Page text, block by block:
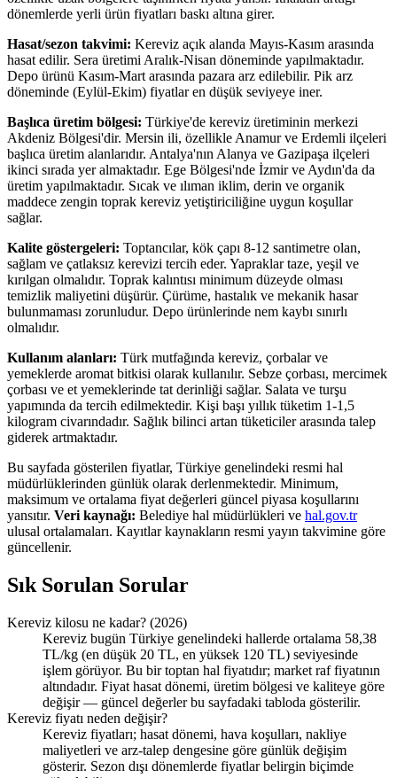
dönemlerde yerli ürün fiyatları baskı altına girer.
Hasat/sezon takvimi: Kereviz açık alanda Mayıs-Kasım arasında
hasat edilir. Sera üretimi Aralık-Nisan döneminde yapılmaktadır.
Depo ürünü Kasım-Mart arasında pazara arz edilebilir. Pik arz
döneminde (Eylül-Ekim) fiyatlar en düşük seviyeye iner.
Başlıca üretim bölgesi: Türkiye'de kereviz üretiminin merkezi
Akdeniz Bölgesi'dir. Mersin ili, özellikle Anamur ve Erdemli ilçeleri
başlıca üretim alanlarıdır. Antalya'nın Alanya ve Gazipaşa ilçeleri
ikinci sırada yer almaktadır. Ege Bölgesi'nde İzmir ve Aydın'da da
üretim yapılmaktadır. Sıcak ve ılıman iklim, derin ve organik
maddece zengin toprak kereviz yetiştiriciliğine uygun koşullar
sağlar.
Kalite göstergeleri: Toptancılar, kök çapı 8-12 santimetre olan,
sağlam ve çatlaksız kerevizi tercih eder. Yapraklar taze, yeşil ve
kırılgan olmalıdır. Toprak kalıntısı minimum düzeyde olması
temizlik maliyetini düşürür. Çürüme, hastalık ve mekanik hasar
bulunmaması zorunludur. Depo ürünlerinde nem kaybı sınırlı
olmalıdır.
Kullanım alanları: Türk mutfağında kereviz, çorbalar ve
yemeklerde aromat bitkisi olarak kullanılır. Sebze çorbası, mercimek
çorbası ve et yemeklerinde tat derinliği sağlar. Salata ve turşu
yapımında da tercih edilmektedir. Kişi başı yıllık tüketim 1-1,5
kilogram civarındadır. Sağlık bilinci artan tüketiciler arasında talep
giderek artmaktadır.
Bu sayfada gösterilen fiyatlar, Türkiye genelindeki resmi hal
müdürlüklerinden günlük olarak derlenmektedir. Minimum,
maksimum ve ortalama fiyat değerleri güncel piyasa koşullarını
yansıtır. Veri kaynağı: Belediye hal müdürlükleri ve hal.gov.tr
ulusal ortalamaları. Kayıtlar kaynakların resmi yayın takvimine göre
güncellenir.
Sık Sorulan Sorular
Kereviz kilosu ne kadar? (2026)
Kereviz bugün Türkiye genelindeki hallerde ortalama 58,38
TL/kg (en düşük 20 TL, en yüksek 120 TL) seviyesinde
işlem görüyor. Bu bir toptan hal fiyatıdır; market raf fiyatının
altındadır. Fiyat hasat dönemi, üretim bölgesi ve kaliteye göre
değişir — güncel değerler bu sayfadaki tabloda gösterilir.
Kereviz fiyatı neden değişir?
Kereviz fiyatları; hasat dönemi, hava koşulları, nakliye
maliyetleri ve arz-talep dengesine göre günlük değişim
gösterir. Sezon dışı dönemlerde fiyatlar belirgin biçimde